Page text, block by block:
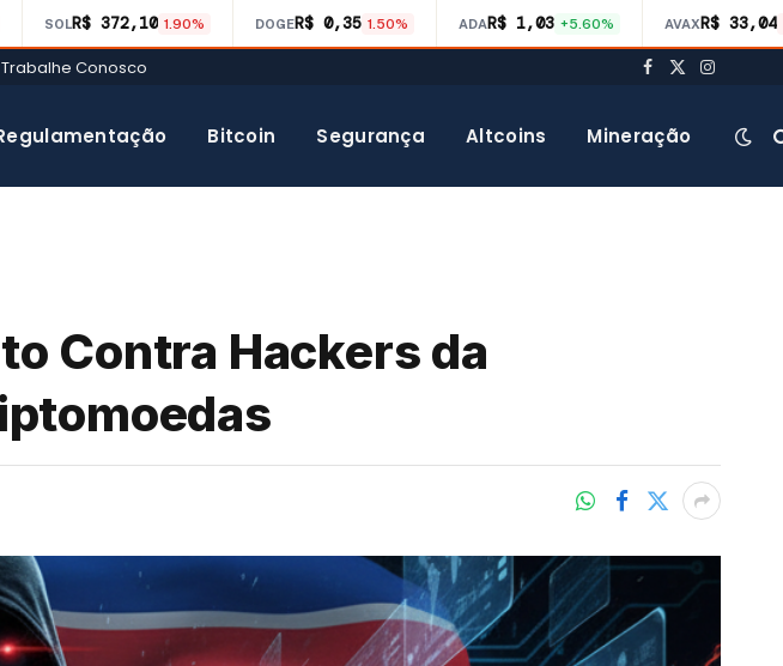
SOLR$ 372,10 1.90% DOGER$ 0,35 1.50% ADAR$ 1,03 +5.60% AVAXR$ 33,04
Trabalhe Conosco Facebook
X
Bitcoin Segurança Altcoins Mineração
Contra Hackers da